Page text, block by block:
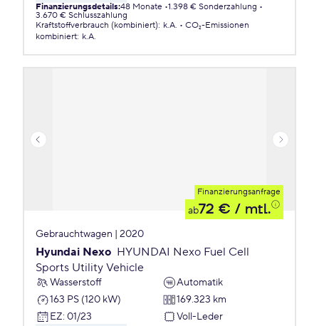
Finanzierungsdetails:48 Monate 1.398 € Sonderzahlung
3.670 € Schlusszahlung
Kraftstoffverbrauch (kombiniert): k.A.
CO₂-Emissionen
kombiniert: k.A.
Finanzierungsanfrage
ab72 € / mtl.
Gebrauchtwagen | 2020
Hyundai Nexo HYUNDAI Nexo Fuel Cell
Sports Utility Vehicle
Wasserstoff
Automatik
163 PS (120 kW)
169.323 km
EZ: 01/23 Voll-Leder